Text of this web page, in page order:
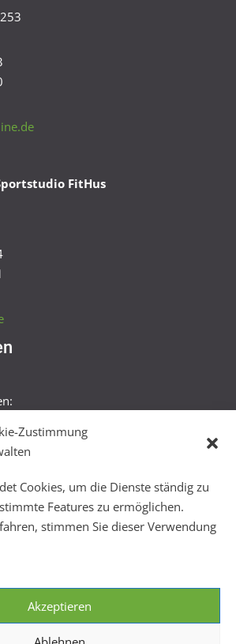
Zustimmung
Cookies, um die Dienste ständig zu
Features zu ermöglichen.
stimmen Sie dieser Verwendung
Akzeptieren
FitHus
Uhr
Uhr
Uhr